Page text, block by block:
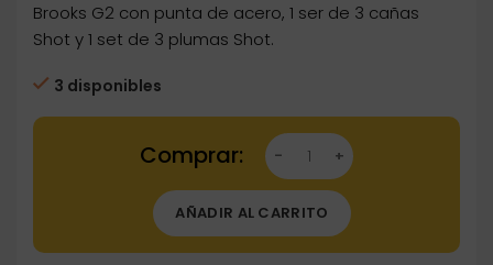
Brooks G2 con punta de acero, 1 ser de 3 cañas
Shot y 1 set de 3 plumas Shot.
3 disponibles
Dartstore Dardos Shot Bradley Brooks G2
AÑADIR AL CARRITO